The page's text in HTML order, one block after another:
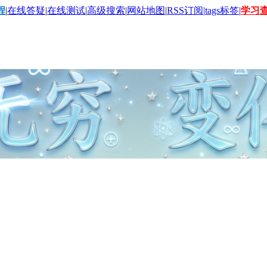
|在线答疑|在线测试|高级搜索|网站地图|RSS订阅|tags标签|学习